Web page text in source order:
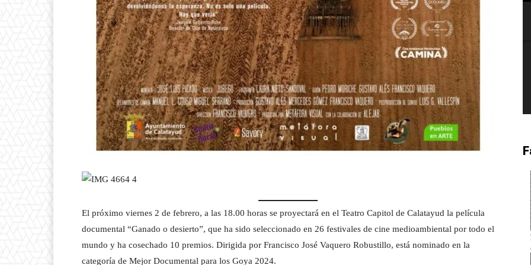
El próximo viernes 2 de febrero, a las 18.00 horas se proyectará en el Teatro Capitol de Calatayud la película
documental “Ganado o desierto”, que ha sido seleccionado en 26 festivales de cine medioambiental por todo el
mundo y ha cosechado 10 premios. Dirigida por Francisco José Vaquero Robustillo, está nominado en la
categoría de Mejor Documental para los Goya 2024.